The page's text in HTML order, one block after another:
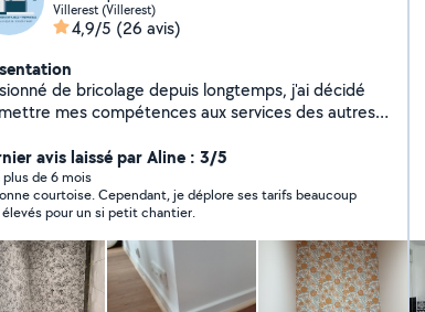
Villerest (Villerest)
4,9/5 (26 avis)
de bricolage depuis longtemps, j'ai décidé
mes compétences aux services des autres.
peinture, l'entretien du jardin ou encore le
d'un robinet ou d'une prise, je serais ravis
aider dans vos projets! Un seul objectif, votre
!
avis laissé par Aline : 3/5
plus de 6 mois
Cependant, je déplore ses tarifs beaucoup
pour un si petit chantier.